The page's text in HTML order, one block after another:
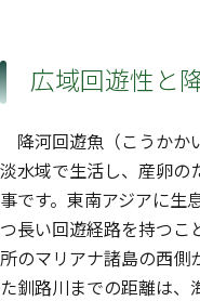
広域回遊性と
降河回遊魚（こうかか
淡水域で生活し、産卵の
事です。東南アジアに生
つ長い回遊経路を持つこ
所のマリアナ諸島の西側
た釧路川までの距離は